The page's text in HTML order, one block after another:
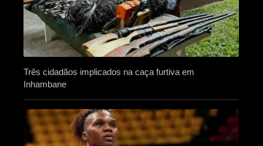
Três cidadãos implicados na caça furtiva em
Inhambane